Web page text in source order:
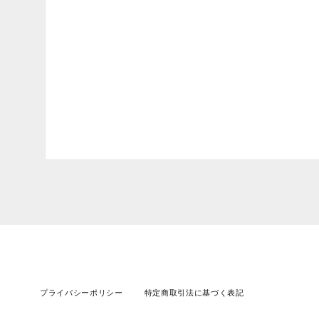
プライバシーポリシー 特定商取引法に基づく表記